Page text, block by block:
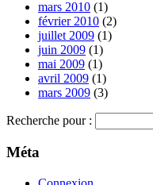
mars 2010 (1)
février 2010 (2)
juillet 2009 (1)
juin 2009 (1)
mai 2009 (1)
avril 2009 (1)
mars 2009 (3)
Recherche pour :
Méta